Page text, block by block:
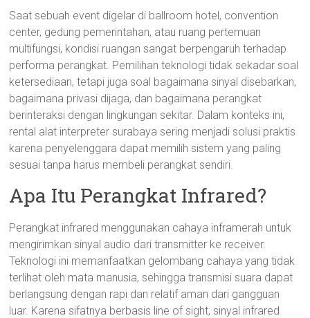
Saat sebuah event digelar di ballroom hotel, convention
center, gedung pemerintahan, atau ruang pertemuan
multifungsi, kondisi ruangan sangat berpengaruh terhadap
performa perangkat. Pemilihan teknologi tidak sekadar soal
ketersediaan, tetapi juga soal bagaimana sinyal disebarkan,
bagaimana privasi dijaga, dan bagaimana perangkat
berinteraksi dengan lingkungan sekitar. Dalam konteks ini,
rental alat interpreter surabaya sering menjadi solusi praktis
karena penyelenggara dapat memilih sistem yang paling
sesuai tanpa harus membeli perangkat sendiri.
Apa Itu Perangkat Infrared?
Perangkat infrared menggunakan cahaya inframerah untuk
mengirimkan sinyal audio dari transmitter ke receiver.
Teknologi ini memanfaatkan gelombang cahaya yang tidak
terlihat oleh mata manusia, sehingga transmisi suara dapat
berlangsung dengan rapi dan relatif aman dari gangguan
luar. Karena sifatnya berbasis line of sight, sinyal infrared